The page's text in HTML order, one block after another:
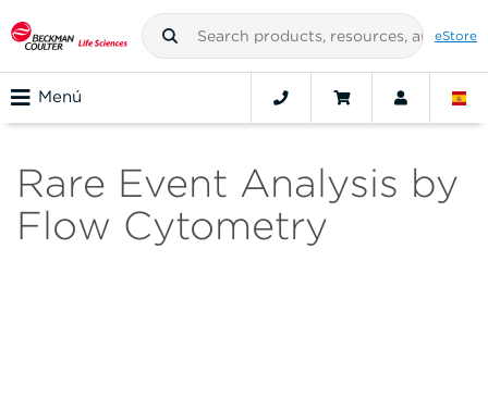
eStore
Menú
Rare Event Analysis by
Flow Cytometry